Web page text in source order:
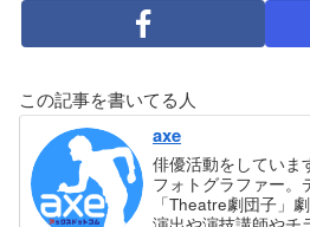
この記事を書いてる人
axe
俳優活動をしていま
フォトグラファー。
「Theatre劇団子」劇